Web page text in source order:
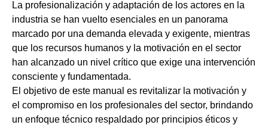
La profesionalización y adaptación de los actores en la
industria se han vuelto esenciales en un panorama
marcado por una demanda elevada y exigente, mientras
que los recursos humanos y la motivación en el sector
han alcanzado un nivel crítico que exige una intervención
consciente y fundamentada.
El objetivo de este manual es revitalizar la motivación y
el compromiso en los profesionales del sector, brindando
un enfoque técnico respaldado por principios éticos y